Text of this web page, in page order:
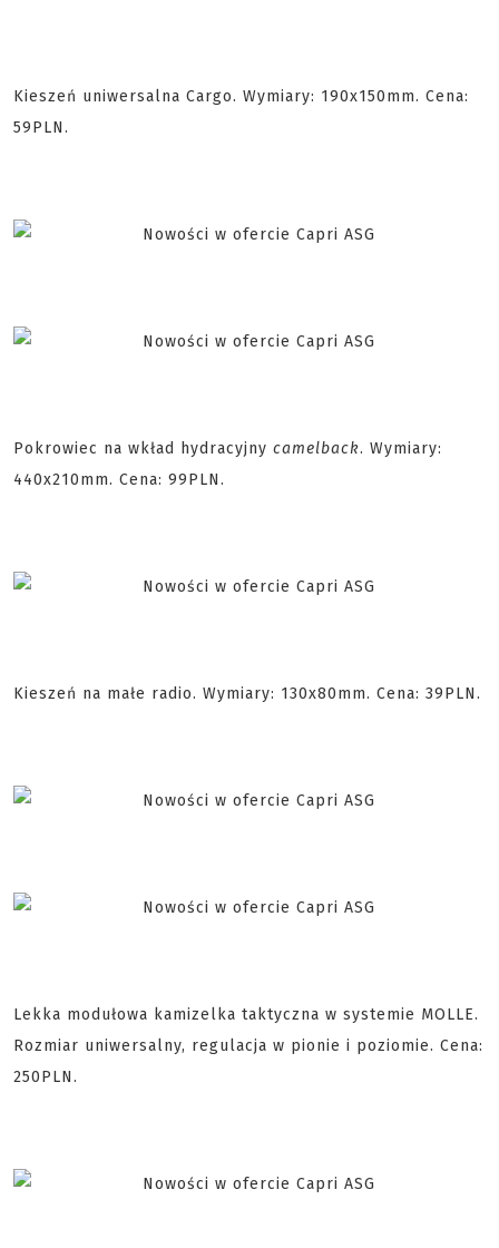
Kieszeń uniwersalna Cargo. Wymiary: 190x150mm. Cena:
59PLN.
Pokrowiec na wkład hydracyjny camelback. Wymiary:
440x210mm. Cena: 99PLN.
Kieszeń na małe radio. Wymiary: 130x80mm. Cena: 39PLN.
Lekka modułowa kamizelka taktyczna w systemie MOLLE.
Rozmiar uniwersalny, regulacja w pionie i poziomie. Cena:
250PLN.